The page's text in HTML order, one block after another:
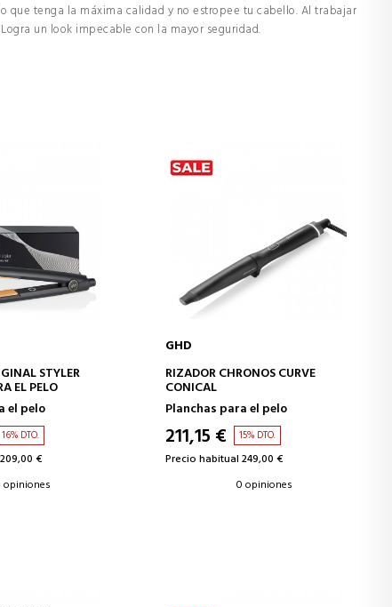
tenga la máxima calidad y no estropee tu cabello. Al trabajar
un look impecable con la mayor seguridad.
A LA CESTA
STYLER
EL PELO
el pelo
16% DTO.
€
opiniones
AÑADIR A LA CESTA
GHD
RIZADOR CHRONOS CURVE
CONICAL
Planchas para el pelo
211,15 € 15% DTO.
Precio habitual 249,00 €
0 opiniones